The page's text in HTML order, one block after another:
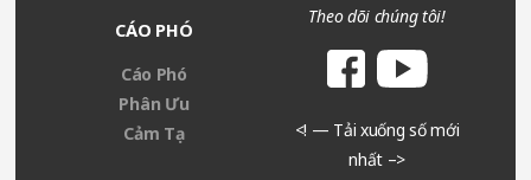
CÁO PHÓ
Cáo Phó
Phân Ưu
Cảm Tạ
Theo dõi chúng tôi!
<! — Tải xuống số mới
nhất –>